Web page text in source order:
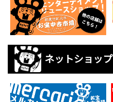
ネットショップ